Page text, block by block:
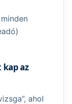
az
ahol